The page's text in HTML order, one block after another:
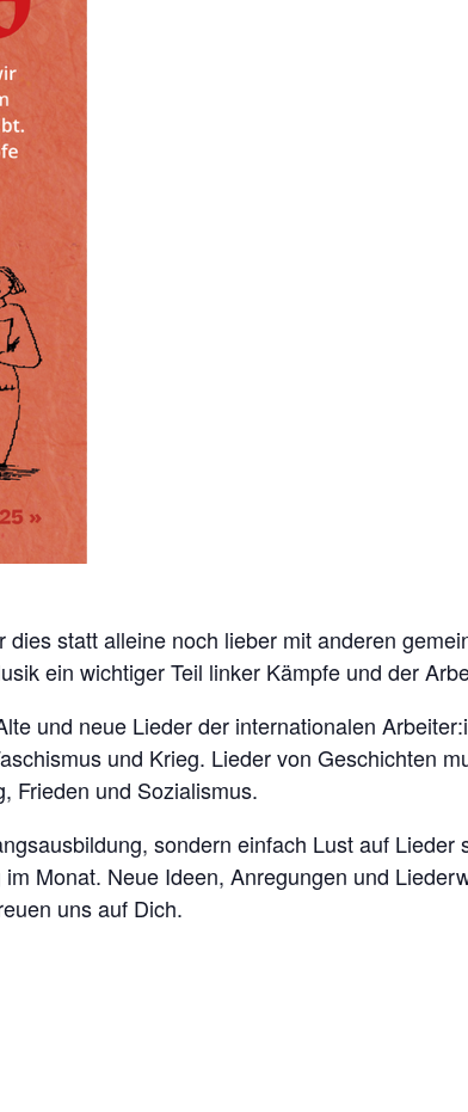
statt alleine noch lieber mit anderen
ein wichtiger Teil linker Kämpfe und der
und neue Lieder der internationalen
und Krieg. Lieder von Geschichten
Frieden und Sozialismus.
sondern einfach Lust auf Lieder
Monat. Neue Ideen, Anregungen und
uns auf Dich.